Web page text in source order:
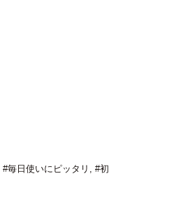
#毎日使いにピッタリ , #初